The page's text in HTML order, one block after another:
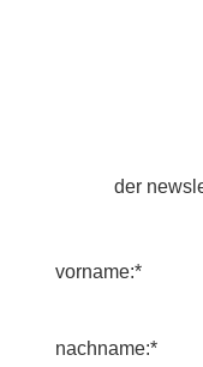
der
vorname:*
nachname:*